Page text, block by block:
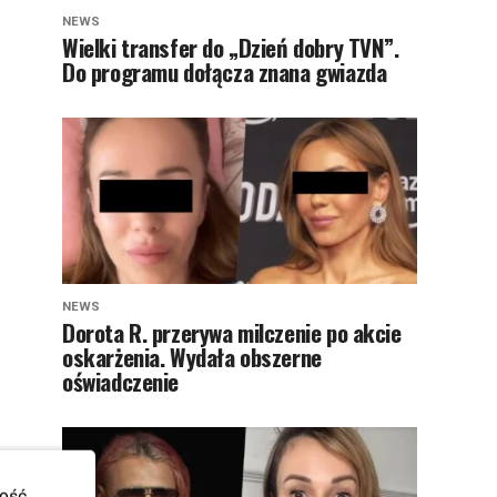
NEWS
Wielki transfer do „Dzień dobry TVN”.
Do programu dołącza znana gwiazda
NEWS
Dorota R. przerywa milczenie po akcie
oskarżenia. Wydała obszerne
oświadczenie